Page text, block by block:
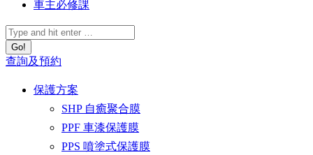
車主必修課
Search:
查詢及預約
保護方案
SHP 自癒聚合膜
PPF 車漆保護膜
PPS 噴塗式保護膜